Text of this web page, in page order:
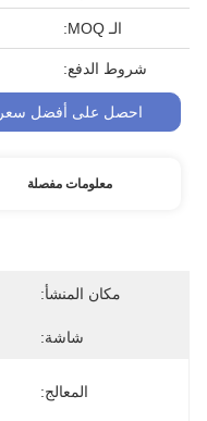
الـ MOQ:
شروط الدفع:
احصل على أفضل سعر
معلومات مفصلة
مكان المنشأ:
شاشة:
المعالج: